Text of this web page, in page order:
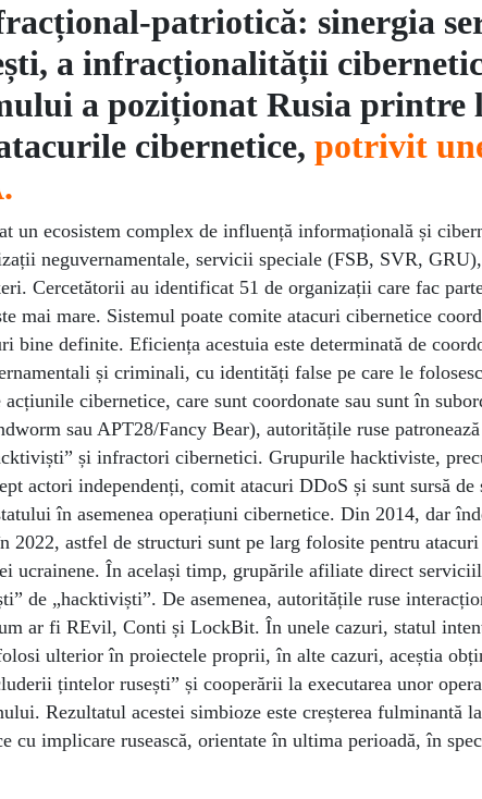
patriotică: sinergia
a infracționalității
a poziționat Rusia printre
cibernetice, potrivit
un ecosistem complex de influență informațională și
neguvernamentale, servicii speciale (FSB, SVR,
Cercetătorii au identificat 51 de organizații care fac
mai mare. Sistemul poate comite atacuri cibernetice
bine definite. Eficiența acestuia este determinată de
și criminali, cu identități false pe care le
acțiunile cibernetice, care sunt coordonate sau sunt în
sau APT28/Fancy Bear), autoritățile ruse
și infractori cibernetici. Grupurile hacktiviste,
actori independenți, comit atacuri DDoS și sunt sursă
în asemenea operațiuni cibernetice. Din 2014, dar
2022, astfel de structuri sunt pe larg folosite pentru
ucrainene. În același timp, grupările afiliate direct
de „hacktiviști”. De asemenea, autoritățile ruse
ar fi REvil, Conti și LockBit. În unele cazuri, statul
ulterior în proiectele proprii, în alte cazuri, aceștia
țintelor rusești” și cooperării la executarea unor
Rezultatul acestei simbioze este creșterea fulminantă
cu implicare rusească, orientate în ultima perioadă, în